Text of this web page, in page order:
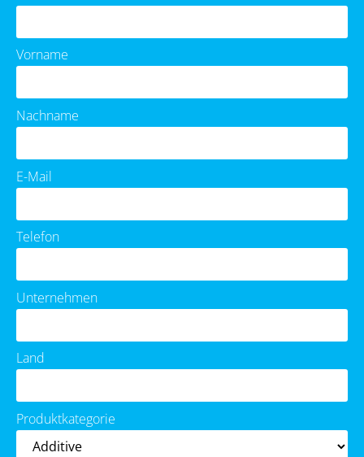
Vorname
Nachname
E-Mail
Telefon
Unternehmen
Land
Produktkategorie